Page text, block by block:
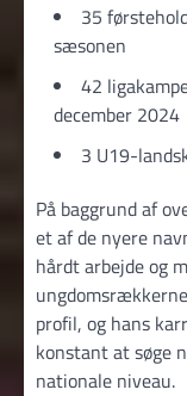
35
sæsonen
42
december 2024
3 U19-
På baggrund af
et af de nyere
hårdt arbejde og
profil, og hans
konstant at søge
nationale niveau.